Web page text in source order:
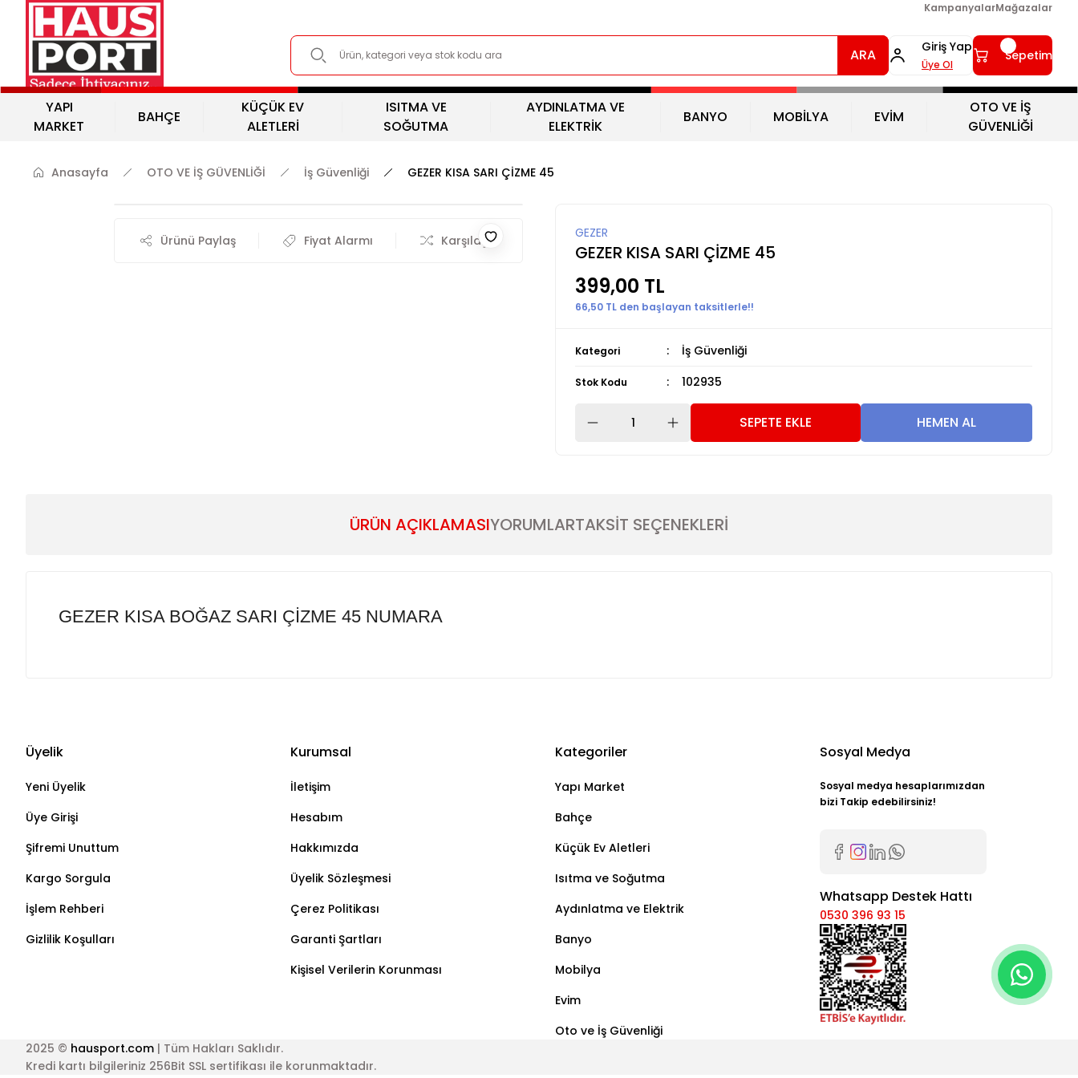
KampanyalarMağazalar
ARA Giriş Yap
Üye Ol
Sepetim
YAPI
MARKET
BAHÇE
KÜÇÜK EV
ALETLERİ
ISITMA VE
SOĞUTMA
AYDINLATMA VE
ELEKTRİK
BANYO MOBİLYA EVİM
OTO VE İŞ
GÜVENLİĞİ
Anasayfa OTO VE İŞ GÜVENLİĞİ İş Güvenliği GEZER KISA SARI ÇİZME 45
Ürünü Paylaş Fiyat Alarmı Karşılaştır GEZER
GEZER KISA SARI ÇİZME 45
399,00 TL
66,50 TL den başlayan taksitlerle!!
Kategori İş Güvenliği
Stok Kodu 102935
SEPETE EKLE HEMEN AL
ÜRÜN AÇIKLAMASIYORUMLARTAKSİT SEÇENEKLERİ
GEZER KISA BOĞAZ SARI ÇİZME 45 NUMARA
Bu ürüne ilk yorumu siz yapın!
Yorum Yaz
Üyelik
Yeni Üyelik
Üye Girişi
Şifremi Unuttum
Kargo Sorgula
İşlem Rehberi
Gizlilik Koşulları
Kurumsal
İletişim
Hesabım
Hakkımızda
Üyelik Sözleşmesi
Çerez Politikası
Garanti Şartları
Kişisel Verilerin Korunması
Kategoriler
Yapı Market
Bahçe
Küçük Ev Aletleri
Isıtma ve Soğutma
Aydınlatma ve Elektrik
Banyo
Mobilya
Evim
Oto ve İş Güvenliği
Sosyal Medya
Sosyal medya hesaplarımızdan
bizi Takip edebilirsiniz!
Whatsapp Destek Hattı
0530 396 93 15
2025 © hausport.com | Tüm Hakları Saklıdır.
Kredi kartı bilgileriniz 256Bit SSL sertifikası ile korunmaktadır.